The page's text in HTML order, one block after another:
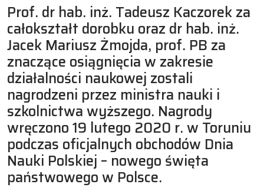
Prof. dr hab. inż. Tadeusz Kaczorek za
całokształt dorobku oraz dr hab. inż.
Jacek Mariusz Żmojda, prof. PB za
znaczące osiągnięcia w zakresie
działalności naukowej zostali
nagrodzeni przez ministra nauki i
szkolnictwa wyższego. Nagrody
wręczono 19 lutego 2020 r. w Toruniu
podczas oficjalnych obchodów Dnia
Nauki Polskiej – nowego święta
państwowego w Polsce.